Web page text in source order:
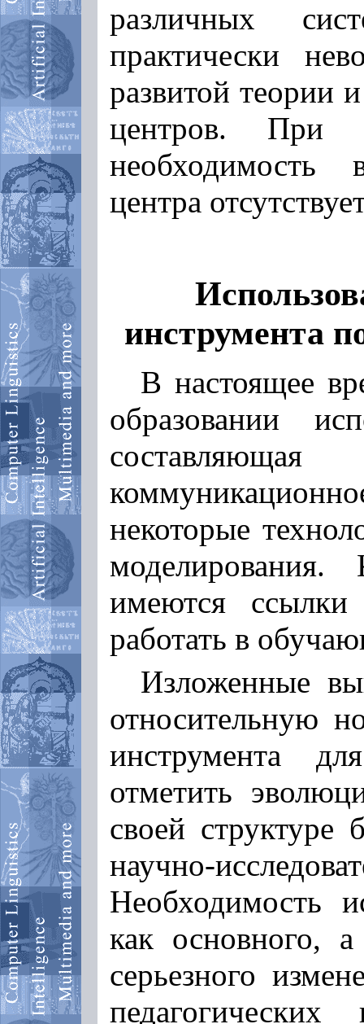
различных
практически
развитой теории
центров. При
необходимость
центра
инструмента
В настоящее
образовании
некоторые
имеются
работать в
Изложенные
относительную
инструмента
отметить
своей структуре
научно-
Необходимость
как основного, а
серьезного